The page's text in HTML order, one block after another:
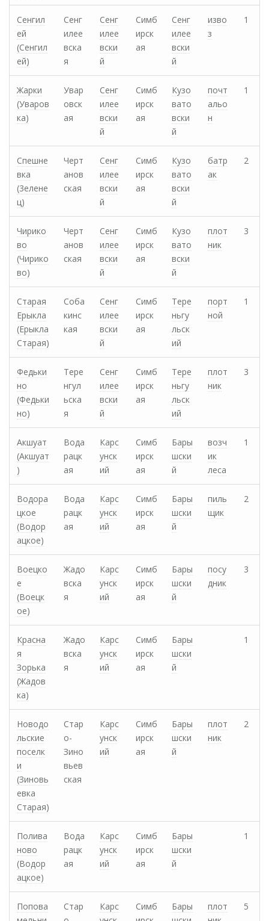
Сенгил
ей
(Сенгил
ей)
Сенг
илее
вска
я
Сенг
илее
вски
й
Симб
ирск
ая
Сенг
илее
вски
й
изво
з
1
Жарки
(Уваров
ка)
Увар
овск
ая
Сенг
илее
вски
й
Симб
ирск
ая
Кузо
вато
вски
й
почт
альо
н
1
Спешне
вка
(3елене
ц)
Черт
анов
ская
Сенг
илее
вски
й
Симб
ирск
ая
Кузо
вато
вски
й
батр
ак
2
Чирико
во
(Чирико
во)
Черт
анов
ская
Сенг
илее
вски
й
Симб
ирск
ая
Кузо
вато
вски
й
плот
ник
3
Старая
Ерыкла
(Ерыкла
Старая)
Соба
кинс
кая
Сенг
илее
вски
й
Симб
ирск
ая
Тере
ньгу
льск
ий
порт
ной
1
Федьки
но
(Федьки
но)
Тере
нгул
ьска
я
Сенг
илее
вски
й
Симб
ирск
ая
Тере
ньгу
льск
ий
плот
ник
3
Акшуат
(Акшуат
)
Вода
рацк
ая
Карс
унск
ий
Симб
ирск
ая
Бары
шски
й
возч
ик
леса
1
Водора
цкое
(Водор
ацкое)
Вода
рацк
ая
Карс
унск
ий
Симб
ирск
ая
Бары
шски
й
пиль
щик
2
Воецко
е
(Воецк
ое)
Жадо
вска
я
Карс
унск
ий
Симб
ирск
ая
Бары
шски
й
посу
дник
3
Красна
я
Зорька
(Жадов
ка)
Жадо
вска
я
Карс
унск
ий
Симб
ирск
ая
Бары
шски
й
1
Новодо
льские
поселк
и
(Зиновь
евка
Старая)
Стар
о-
Зино
вьев
ская
Карс
унск
ий
Симб
ирск
ая
Бары
шски
й
плот
ник
2
Полива
ново
(Водор
ацкое)
Вода
рацк
ая
Карс
унск
ий
Симб
ирск
ая
Бары
шски
й
1
Попова
Стар
Карс
Симб
Бары
плот
5